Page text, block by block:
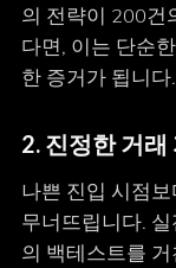
의 전략이 200건
다면, 이는 단순
한 증거가 됩니다.
2. 진정한 거
나쁜 진입 시점
무너뜨립니다.
의 백테스트를